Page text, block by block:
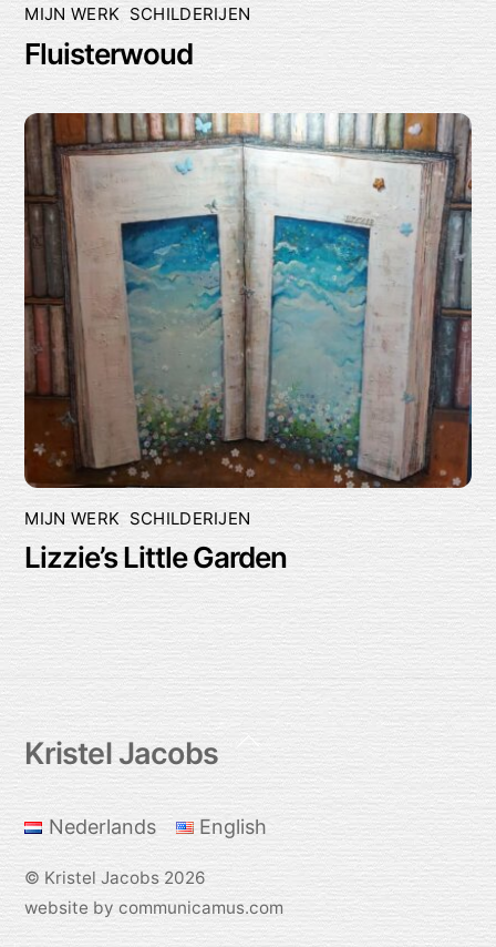
MIJN WERK SCHILDERIJEN
Fluisterwoud
MIJN WERK , SCHILDERIJEN
Lizzie’s Little Garden
Back
To
Top
Kristel Jacobs
Nederlands English
© Kristel Jacobs2026
website by communicamus.com